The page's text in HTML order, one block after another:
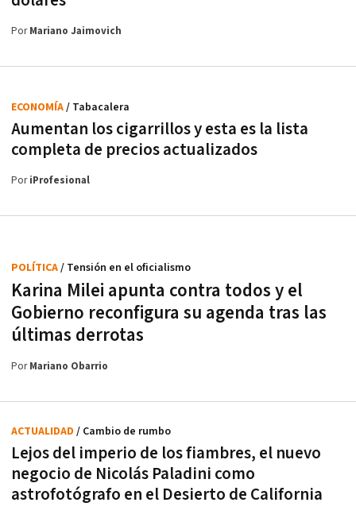
PorMariano Jaimovich
Aumentan los cigarrillos y esta es la lista
completa de precios actualizados
ECONOMÍA/ Tabacalera
PoriProfesional
Karina Milei apunta contra todos y el
Gobierno reconfigura su agenda tras las
últimas derrotas
POLÍTICA/ Tensión en el oficialismo
PorMariano Obarrio
Lejos del imperio de los fiambres, el nuevo
negocio de Nicolás Paladini como
astrofotógrafo en el Desierto de California
ACTUALIDAD / Cambio de rumbo